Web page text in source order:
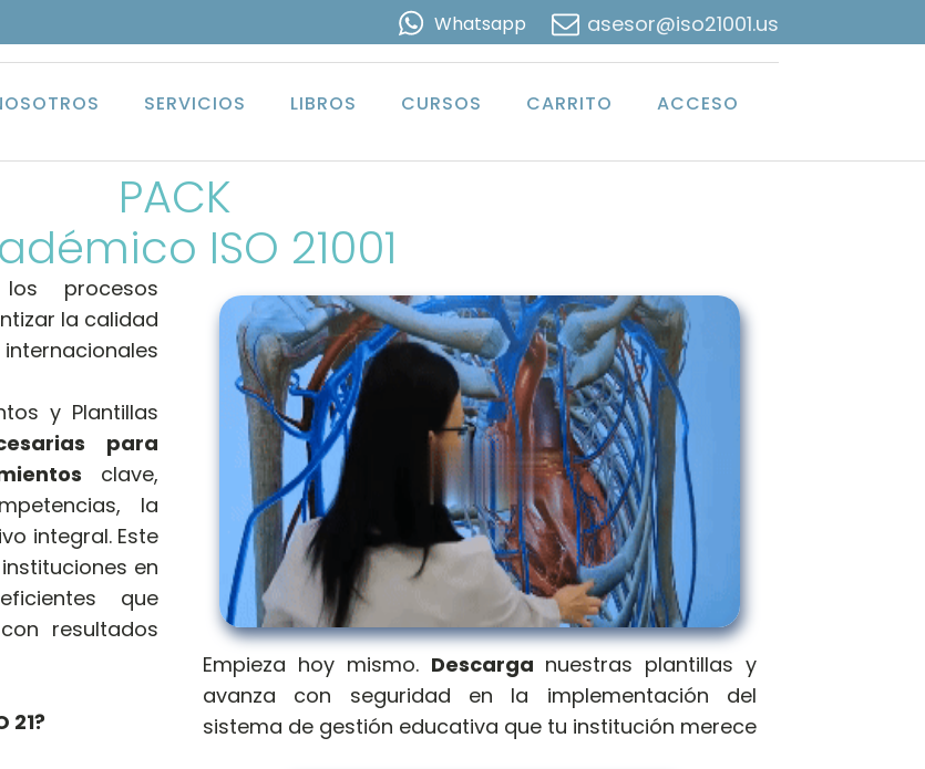
Whatsapp asesor@iso21001.us
SERVICIOS LIBROS CURSOS CARRITO ACCESO
PACK
ISO 21001
procesos
la calidad
y Plantillas
para
clave,
la
integral. Este
en
que
resultados
21?
Empieza hoy mismo. Descarga nuestras plantillas y
avanza con seguridad en la implementación del
sistema de gestión educativa que tu institución merece